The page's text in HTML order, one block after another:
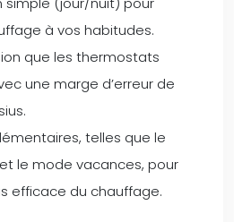
à vos habitudes.
que les thermostats
une marge d’erreur de
telles que le
le mode vacances, pour
efficace du chauffage.